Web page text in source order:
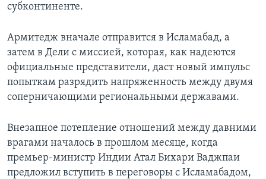
субконтиненте.
Армитедж вначале отправится в Исламабад, а
затем в Дели с миссией, которая, как надеются
официальные представители, даст новый импульс
попыткам разрядить напряженность между двумя
соперничающими региональными державами.
Внезапное потепление отношений между давними
врагами началось в прошлом месяце, когда
премьер-министр Индии Атал Бихари Ваджпаи
предложил вступить в переговоры с Исламабадом,